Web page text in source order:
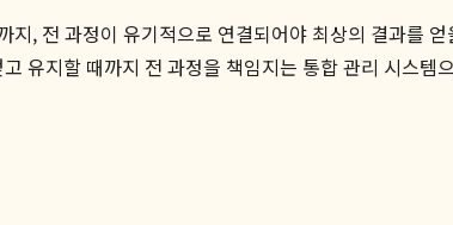
, 전 과정이 유기적으로 연결되어야 최상의 결과를
유지할 때까지 전 과정을 책임지는 통합 관리 시스템